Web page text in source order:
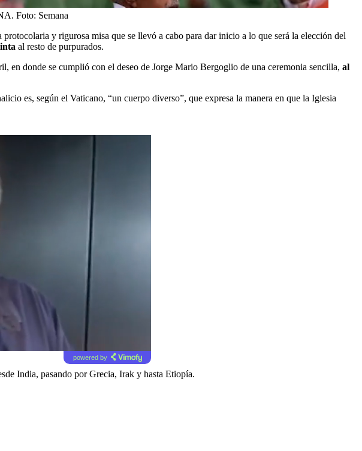
Foto: Semana
y rigurosa misa que se llevó a cabo para dar inicio a lo que será la elección del
al resto de purpurados.
en donde se cumplió con el deseo de Jorge Mario Bergoglio de una ceremonia sencilla, al
es, según el Vaticano, “un cuerpo diverso”, que expresa la manera en que la Iglesia
powered by
India, pasando por Grecia, Irak y hasta Etiopía.